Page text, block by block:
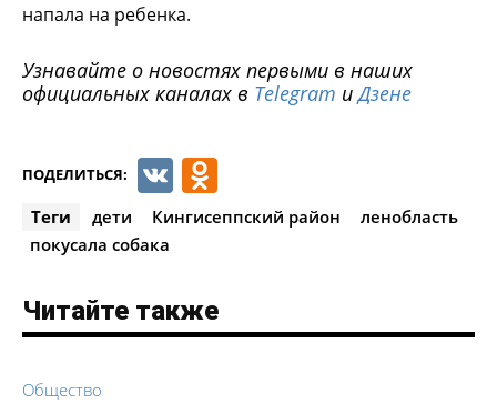
напала на ребенка.
Узнавайте о новостях первыми в наших
официальных каналах в Telegram иДзене
ПОДЕЛИТЬСЯ: VK
Теги дети Кингисеппский район
ленобласть
покусала собака
Читайте также
Общество